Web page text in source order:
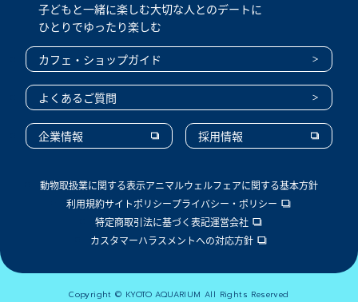
子どもと一緒に楽しむ大切な人とのデートに
ひとりでゆったり楽しむ
カフェ・ショップガイド
よくあるご質問
企業情報 採用情報
動物取扱業に関する表示アニマルウェルフェアに関する基本方針
利用規約サイトポリシープライバシー・ポリシー
特定商取引法に基づく表記運営会社
カスタマーハラスメントへの対応方針
Copyright © KYOTO AQUARIUM All Rights Reserved